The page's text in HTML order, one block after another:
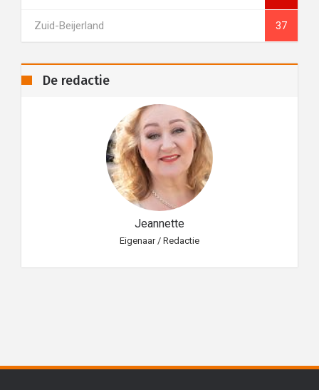
Zuid-Beijerland 37
De redactie
Jeannette
Eigenaar / Redactie